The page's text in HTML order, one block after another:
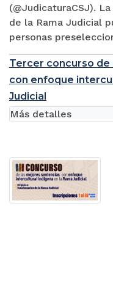
(@JudicaturaCSJ).
de la Rama Judicial
personas
Tercer concurso de
con enfoque
Judicial
Más detalles